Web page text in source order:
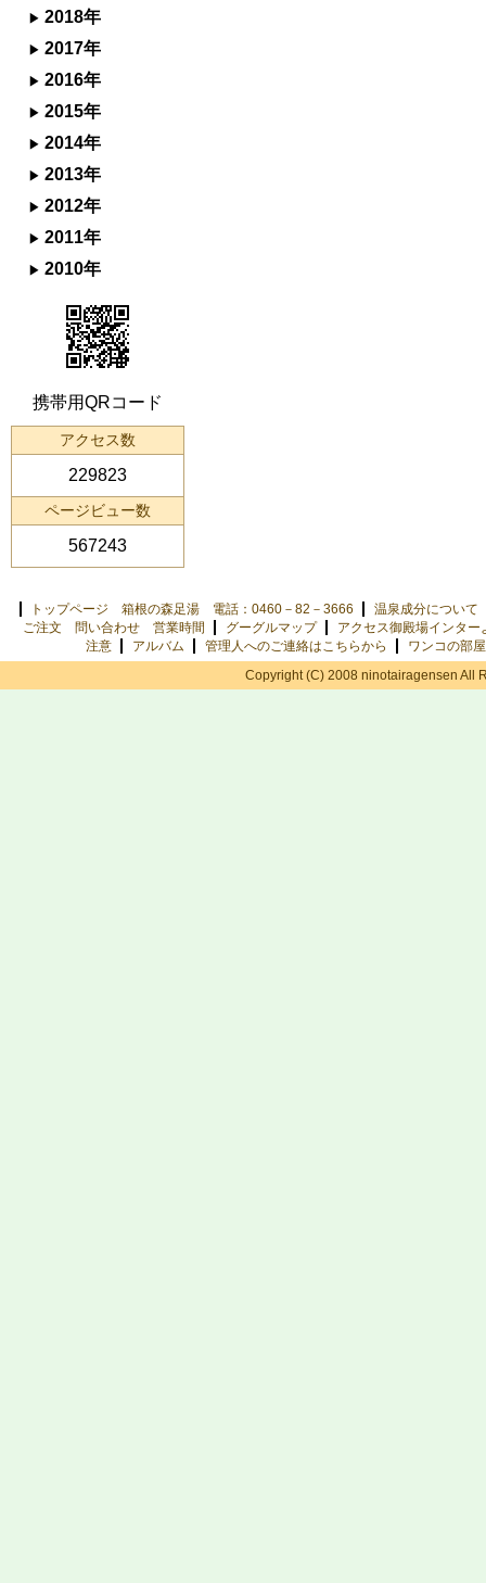
2018年
2017年
2016年
2015年
2014年
2013年
2012年
2011年
2010年
携帯用QRコード
アクセス数
229823
ページビュー数
567243
トップページ 箱根の森足湯 電話：0460－82－3666
温泉成分について
ご注文 問い合わせ 営業時間
グーグルマップ
アクセス御殿場インター
注意
アルバム 管理人へのご連絡はこちらから
ワンコの部屋
Copyright (C) 2008 ninotairagensen All